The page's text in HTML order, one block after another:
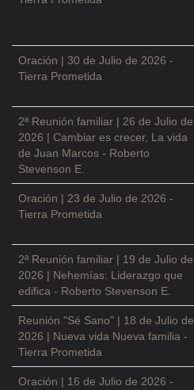
Oración | 30 de Julio de 2026 -
Tierra Prometida
2ª Reunión familiar | 26 de Julio de
2026 | Cambiar es crecer, La vida
de Juan Marcos - Roberto
Stevenson E.
Oración | 23 de Julio de 2026 -
Tierra Prometida
2ª Reunión familiar | 19 de Julio de
2026 | Nehemías: Liderazgo que
edifica - Roberto Stevenson E.
Reunión "Sé Sano" | 18 de Julio de
2026 | Nueva vida Nueva familia -
Tierra Prometida
Oración | 16 de Julio de 2026 -